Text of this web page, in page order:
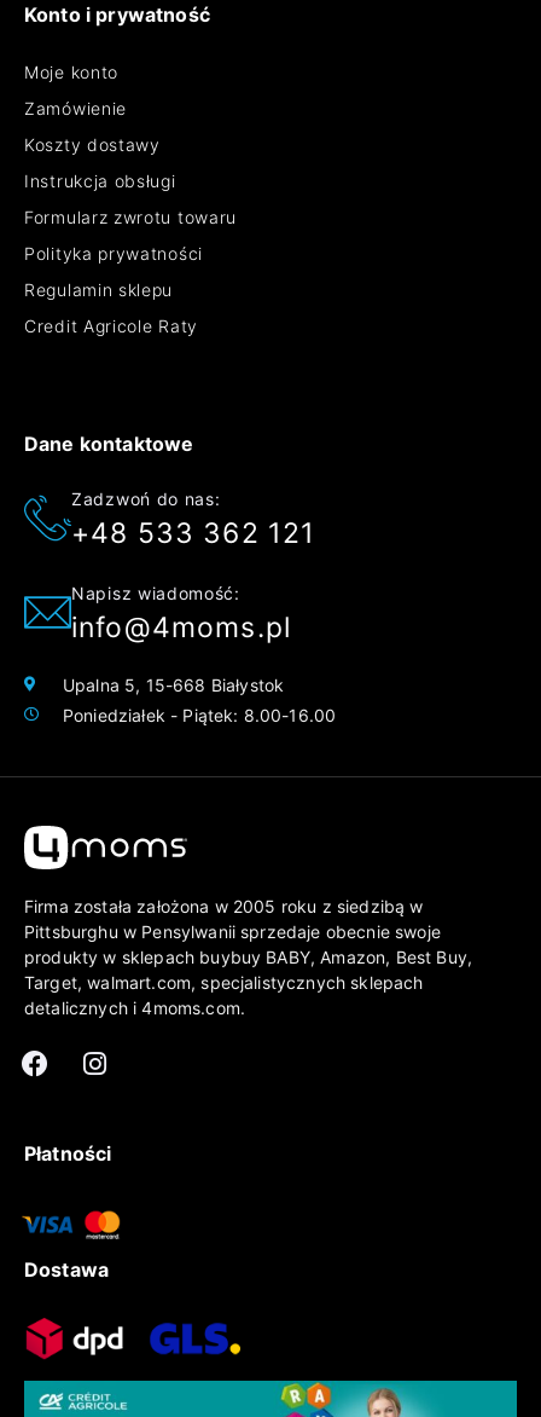
Konto i prywatność
Moje konto
Zamówienie
Koszty dostawy
Instrukcja obsługi
Formularz zwrotu towaru
Polityka prywatności
Regulamin sklepu
Credit Agricole Raty
Dane kontaktowe
Zadzwoń do nas:
+48 533 362 121
Napisz wiadomość:
info@4moms.pl
Upalna 5, 15-668 Białystok
Poniedziałek - Piątek: 8.00-16.00
Firma została założona w 2005 roku z siedzibą w
Pittsburghu w Pensylwanii sprzedaje obecnie swoje
produkty w sklepach buybuy BABY, Amazon, Best Buy,
Target, walmart.com, specjalistycznych sklepach
detalicznych i 4moms.com.
Płatności
Dostawa